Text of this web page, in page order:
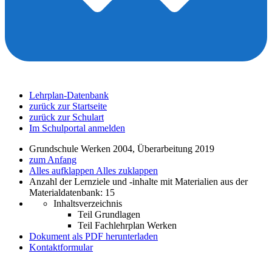
Lehrplan-Datenbank
zurück zur Startseite
zurück zur Schulart
Im Schulportal anmelden
Grundschule Werken 2004, Überarbeitung 2019
zum Anfang
Alles aufklappen Alles zuklappen
Anzahl der Lernziele und -inhalte mit Materialien aus der
Materialdatenbank: 15
Inhaltsverzeichnis
Teil Grundlagen
Teil Fachlehrplan Werken
Dokument als PDF herunterladen
Kontaktformular